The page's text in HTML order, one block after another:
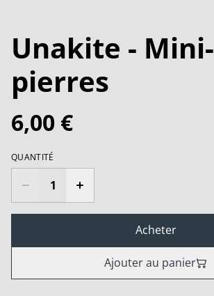
Unakite - Mini-
pierres
6,00 €
QUANTITÉ
Acheter
Ajouter au panier